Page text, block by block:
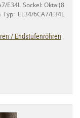
​E34L Sockel: Oktal(8
EL34/​6CA7/​E34L
/ Endstufenröhren